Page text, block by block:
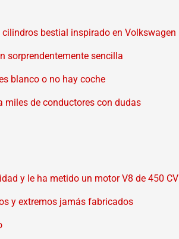
bestial inspirado en Volkswagen
sorprendentemente sencilla
blanco o no hay coche
miles de conductores con dudas
y le ha metido un motor V8 de 450 CV
y extremos jamás fabricados